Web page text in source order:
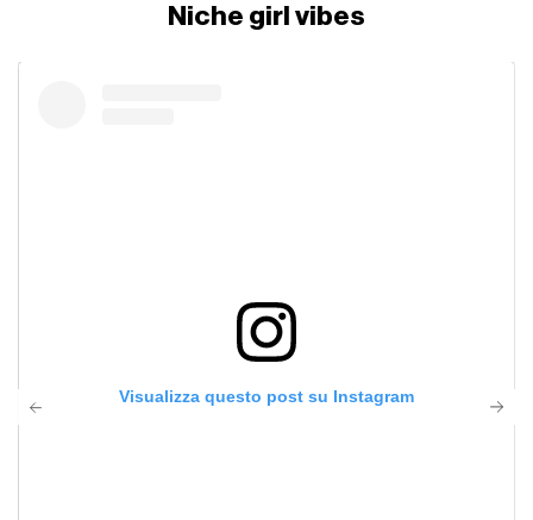
Niche girl vibes
Visualizza questo post su Instagram